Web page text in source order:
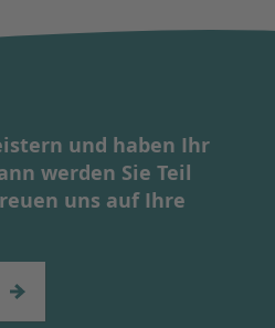
und haben Ihr
werden Sie Teil
uns auf Ihre